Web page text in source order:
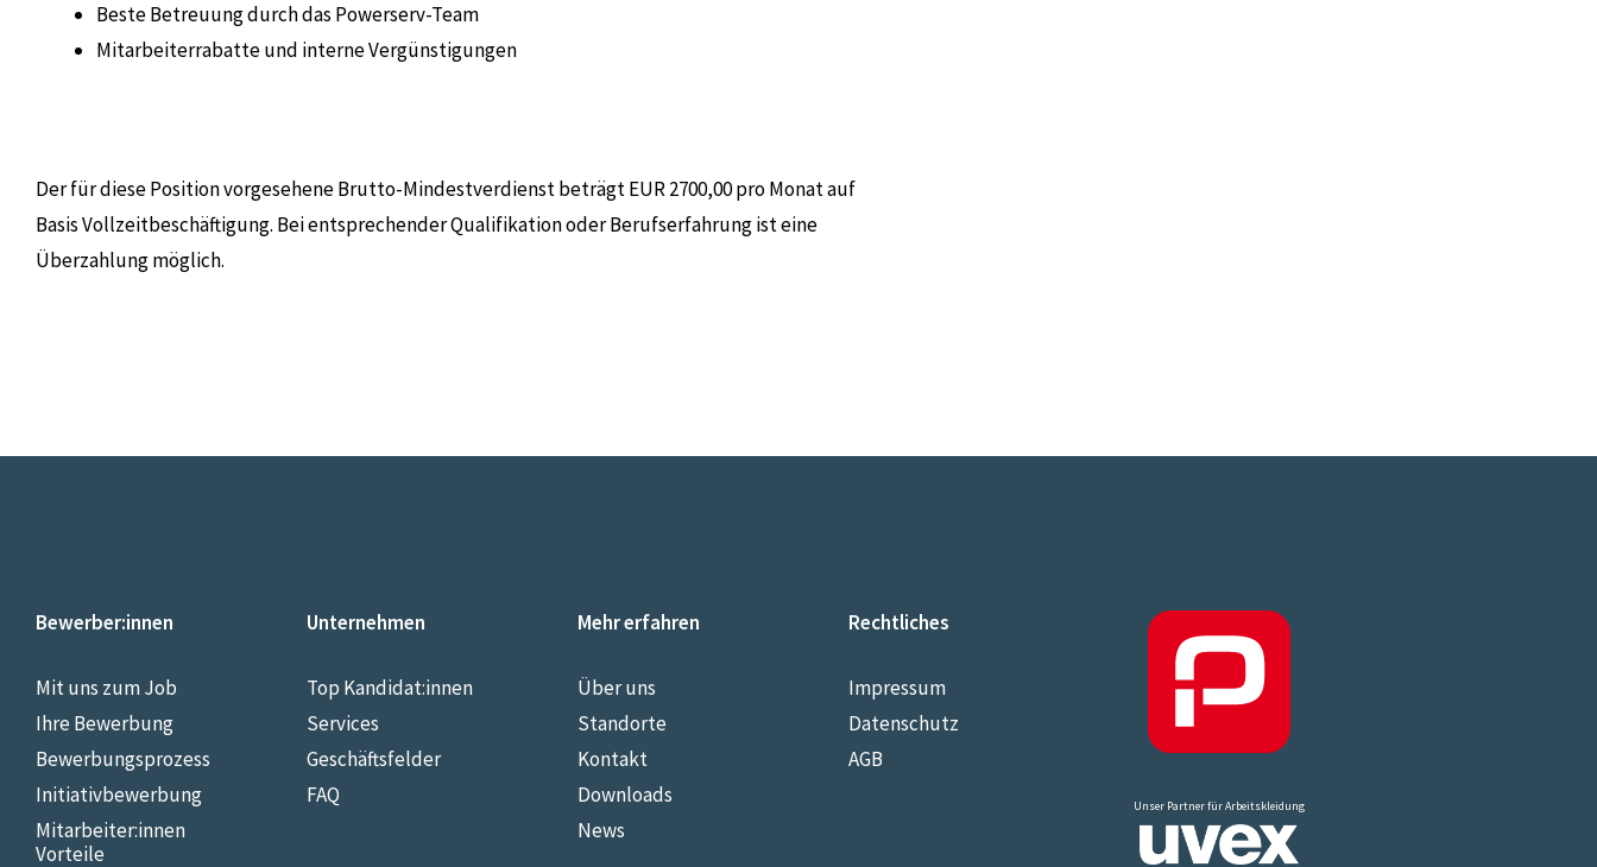
Beste Betreuung durch das Powerserv-Team
Mitarbeiterrabatte und interne Vergünstigungen
Der für diese Position vorgesehene Brutto-Mindestverdienst beträgt EUR 2700,00 pro Monat auf
Basis Vollzeitbeschäftigung. Bei entsprechender Qualifikation oder Berufserfahrung ist eine
Überzahlung möglich.
Bewerber:innen
Mit uns zum Job
Ihre Bewerbung
Bewerbungsprozess
Initiativbewerbung
Mitarbeiter:innen
Vorteile
Unternehmen
Top Kandidat:innen
Services
Geschäftsfelder
FAQ
Mehr erfahren
Über uns
Standorte
Kontakt
Downloads
News
Rechtliches
Impressum
Datenschutz
AGB
Unser Partner für Arbeitskleidung